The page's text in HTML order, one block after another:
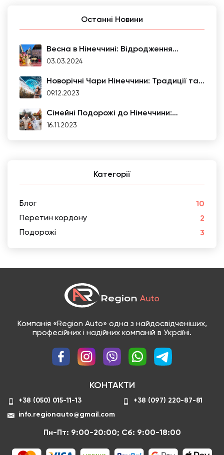
Останні Новини
Весна в Німеччині: Відродження
Кольорів та Традицій
03.03.2024
Новорічні Чари Німеччини: Традиції та
Веселощі
09.12.2023
Сімейні Подорожі до Німеччини:
Відкриваємо Казковий Світ Радощів та
16.11.2023
Категорії
Блог
10
Перетин кордону
2
Подорожі
3
Компанія «Region Auto» одна з найдосвідченіших,
професійних і надійних компаній в Україні.
КОНТАКТИ
+38 (050) 015-11-13
+38 (097) 220-87-81
info.regionauto@gmail.com
Пн-Пт: 9:00-20:00; Сб: 9:00-18:00